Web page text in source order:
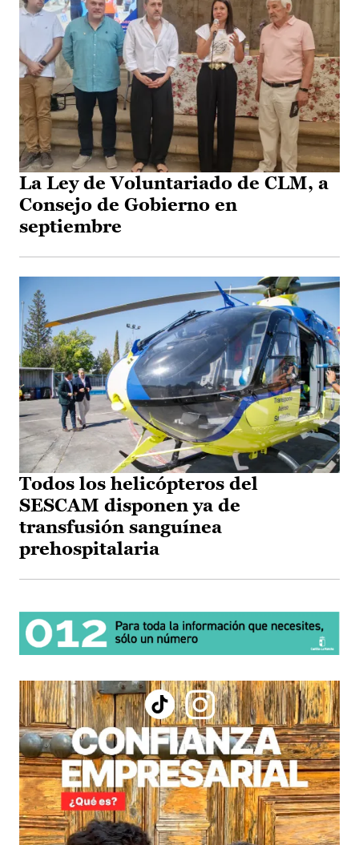
La Ley de Voluntariado de CLM, a
Consejo de Gobierno en
septiembre
Todos los helicópteros del
SESCAM disponen ya de
transfusión sanguínea
prehospitalaria